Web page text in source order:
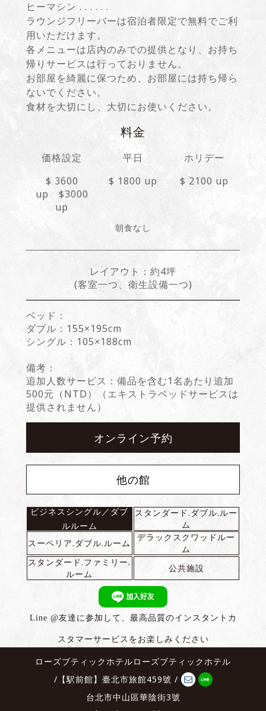
ヒーマシン . . . . . .
ラウンジフリーバーは宿泊者限定で無料でご利
用いただけます。
各メニューは店内のみでの提供となり、お持ち
帰りサービスは行っておりません。
お部屋を綺麗に保つため、お部屋には持ち帰ら
ないでください。
食材を大切にし、大切にお使いください。
料金
価格設定
$ 3600
up $3000
up
平日
$ 1800 up
ホリデー
$ 2100 up
朝食なし
レイアウト： 約4坪
(客室一つ、衛生設備一つ)
ベッド：
ダブル：155×195cm
シングル：105×188cm
備考：
追加人数サービス：備品を含む1名あたり追加
500元（NTD）（エキストラベッドサービスは
提供されません）
オンライン予約
他の館
ビジネスシングル／ダブ
ルルーム
スタンダード.ダブル.ルー
ム
スーペリア.ダブル.ルーム
デラックスクワッドルー
ム
スタンダード.ファミリー.
ルーム
公共施設
Line @友達に参加して、最高品質のインスタントカ
スタマーサービスをお楽しみください
ローズブティックホテルローズブティックホテル
/ 【駅前館】臺北市旅館459號 /
台北市中山區華陰街3號